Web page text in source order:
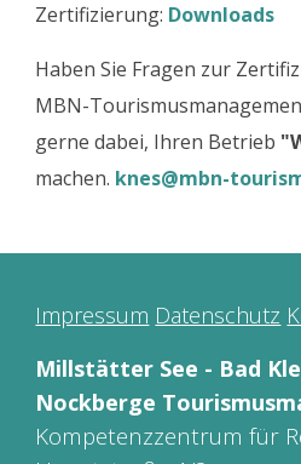
Zertifizierung: Downloads
Haben Sie Fragen zur
MBN-
gerne dabei, Ihren Betrieb
machen. knes@mbn-
Impressum Datenschutz
Millstätter See - Bad
Nockberge
Kompetenzzentrum für